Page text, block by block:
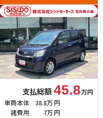
支払総額45.8万円
車両本体
38.8万円
諸費用
7万円